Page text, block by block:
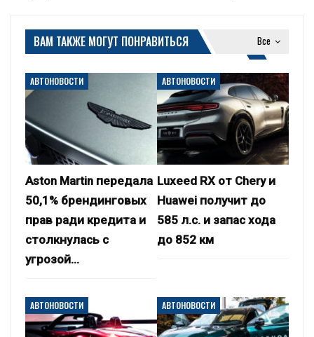
Все
ВАМ ТАКЖЕ МОГУТ ПОНРАВИТЬСЯ
АВТОНОВОСТИ
Aston Martin передала
50,1% брендинговых
прав ради кредита и
столкнулась с
угрозой…
АВТОНОВОСТИ
Luxeed RX от Chery и
Huawei получит до
585 л.с. и запас хода
до 852 км
АВТОНОВОСТИ АВТОНОВОСТИ